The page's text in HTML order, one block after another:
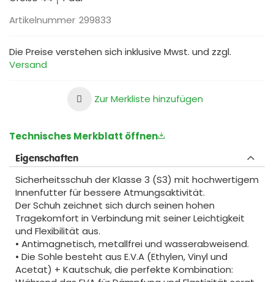
Artikelnummer 299833
Die Preise verstehen sich inklusive Mwst. und zzgl.
Versand
Zur Merkliste hinzufügen
Technisches Merkblatt öffnen
Eigenschaften
Sicherheitsschuh der Klasse 3 (S3) mit hochwertigem
Innenfutter für bessere Atmungsaktivität.
Der Schuh zeichnet sich durch seinen hohen
Tragekomfort in Verbindung mit seiner Leichtigkeit
und Flexibilität aus.
• Antimagnetisch, metallfrei und wasserabweisend.
• Die Sohle besteht aus E.V.A (Ethylen, Vinyl und
Acetat) + Kautschuk, die perfekte Kombination: